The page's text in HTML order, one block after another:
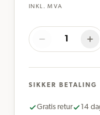
INKL. MVA
SIKKER BETALING
Gratis retur 14